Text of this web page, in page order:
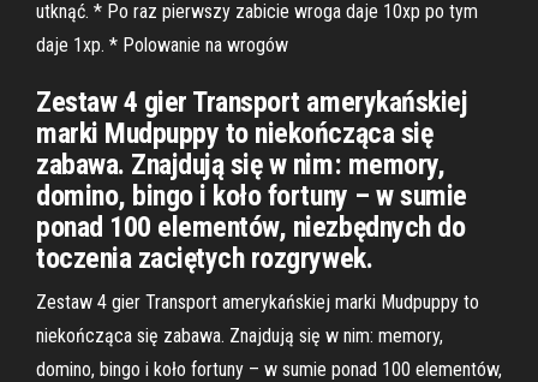
utknąć. * Po raz pierwszy zabicie wroga daje 10xp po tym
daje 1xp. * Polowanie na wrogów
Zestaw 4 gier Transport amerykańskiej
marki Mudpuppy to niekończąca się
zabawa. Znajdują się w nim: memory,
domino, bingo i koło fortuny – w sumie
ponad 100 elementów, niezbędnych do
toczenia zaciętych rozgrywek.
Zestaw 4 gier Transport amerykańskiej marki Mudpuppy to
niekończąca się zabawa. Znajdują się w nim: memory,
domino, bingo i koło fortuny – w sumie ponad 100 elementów,